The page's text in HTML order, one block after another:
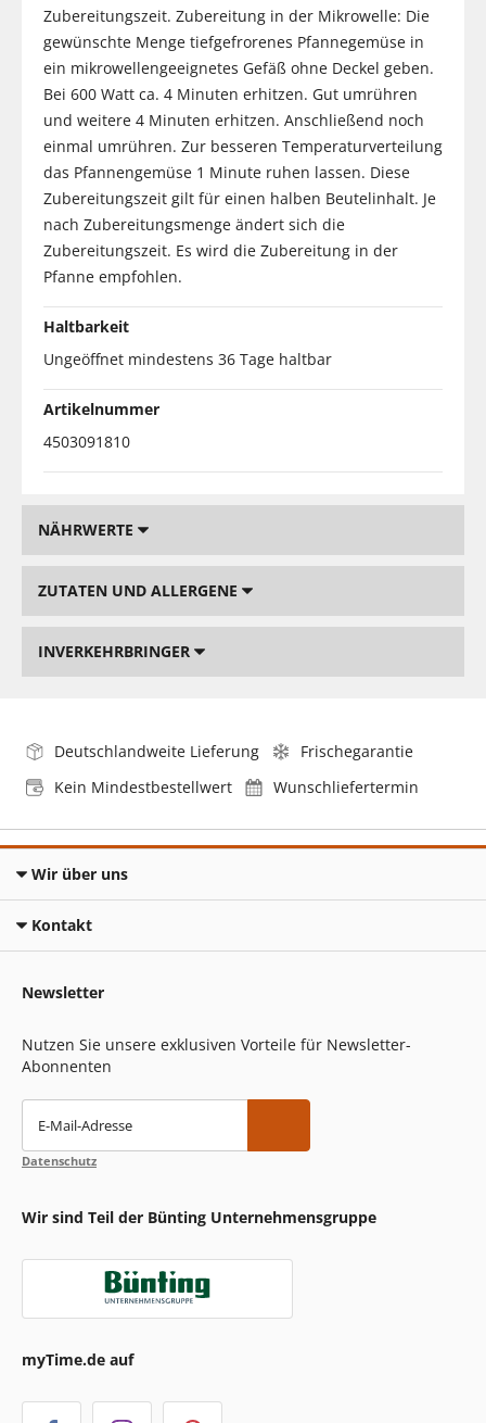
Zubereitungszeit. Zubereitung in der Mikrowelle: Die
gewünschte Menge tiefgefrorenes Pfannegemüse in
ein mikrowellengeeignetes Gefäß ohne Deckel geben.
Bei 600 Watt ca. 4 Minuten erhitzen. Gut umrühren
und weitere 4 Minuten erhitzen. Anschließend noch
einmal umrühren. Zur besseren Temperaturverteilung
das Pfannengemüse 1 Minute ruhen lassen. Diese
Zubereitungszeit gilt für einen halben Beutelinhalt. Je
nach Zubereitungsmenge ändert sich die
Zubereitungszeit. Es wird die Zubereitung in der
Pfanne empfohlen.
Haltbarkeit
Ungeöffnet mindestens 36 Tage haltbar
Artikelnummer
4503091810
NÄHRWERTE
ZUTATEN UND ALLERGENE
INVERKEHRBRINGER
Deutschlandweite Lieferung
Frischegarantie
Kein Mindestbestellwert
Wunschliefertermin
Wir über uns
Kontakt
Newsletter
Nutzen Sie unsere exklusiven Vorteile für Newsletter-
Abonnenten
E-Mail-Adresse
Datenschutz
Wir sind Teil der Bünting Unternehmensgruppe
myTime.de auf